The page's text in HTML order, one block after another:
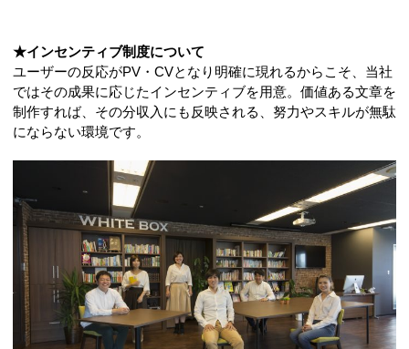
★インセンティブ制度について
ユーザーの反応がPV・CVとなり明確に現れるからこそ、当社
ではその成果に応じたインセンティブを用意。価値ある文章を
制作すれば、その分収入にも反映される、努力やスキルが無駄
にならない環境です。